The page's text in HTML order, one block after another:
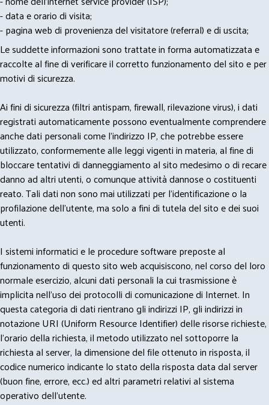
- data e orario di visita;
- pagina web di provenienza del visitatore (referral) e di uscita;
Le suddette informazioni sono trattate in forma automatizzata e
raccolte al fine di verificare il corretto funzionamento del sito e per
motivi di sicurezza.
Ai fini di sicurezza (filtri antispam, firewall, rilevazione virus), i dati
registrati automaticamente possono eventualmente comprendere
anche dati personali come l'indirizzo IP, che potrebbe essere
utilizzato, conformemente alle leggi vigenti in materia, al fine di
bloccare tentativi di danneggiamento al sito medesimo o di recare
danno ad altri utenti, o comunque attività dannose o costituenti
reato. Tali dati non sono mai utilizzati per l'identificazione o la
profilazione dell'utente, ma solo a fini di tutela del sito e dei suoi
utenti.
I sistemi informatici e le procedure software preposte al
funzionamento di questo sito web acquisiscono, nel corso del loro
normale esercizio, alcuni dati personali la cui trasmissione è
implicita nell'uso dei protocolli di comunicazione di Internet. In
questa categoria di dati rientrano gli indirizzi IP, gli indirizzi in
notazione URI (Uniform Resource Identifier) delle risorse richieste,
l'orario della richiesta, il metodo utilizzato nel sottoporre la
richiesta al server, la dimensione del file ottenuto in risposta, il
codice numerico indicante lo stato della risposta data dal server
(buon fine, errore, ecc.) ed altri parametri relativi al sistema
operativo dell'utente.